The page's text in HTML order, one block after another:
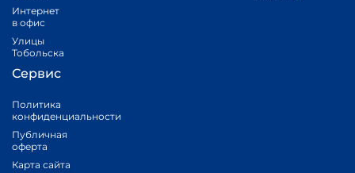
Интернет
в офис
Улицы
Тобольска
Сервис
Политика
конфиденциальности
Публичная
оферта
Карта сайта